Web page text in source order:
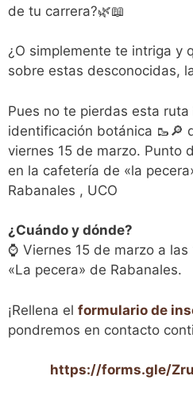
de tu carrera?🌿📖
¿O simplemente te intriga y
sobre estas desconocidas,
Pues no te pierdas esta
identificación botánica 🥾🔎
viernes 15 de marzo. Punto
en la cafetería de «la
Rabanales , UCO
¿Cuándo y dónde?
⌚ Viernes 15 de marzo a
«La pecera» de Rabanales.
¡Rellena el formulario de
pondremos en contacto
https://forms.gle/